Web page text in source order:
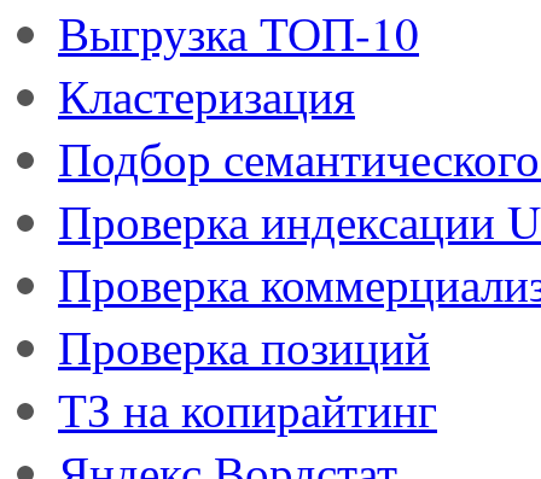
Выгрузка ТОП-10
Кластеризация
Подбор
Проверка индексации
Проверка
Проверка позиций
ТЗ на копирайтинг